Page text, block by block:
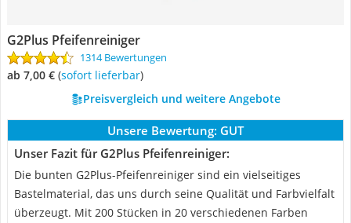
G2Plus Pfeifenreiniger
1314 Bewertungen
ab 7,00 € ( Sofort lieferbar)
Preisvergleich und weitere Angebote
Unsere Bewertung: GUT
Unser Fazit für G2Plus Pfeifenreiniger:
Die bunten G2Plus-Pfeifenreiniger sind ein vielseitiges
Bastelmaterial, das uns durch seine Qualität und Farbvielfalt
überzeugt. Mit 200 Stücken in 20 verschiedenen Farben